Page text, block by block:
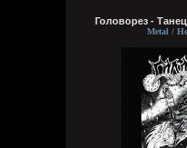
Головорез -
Metal /